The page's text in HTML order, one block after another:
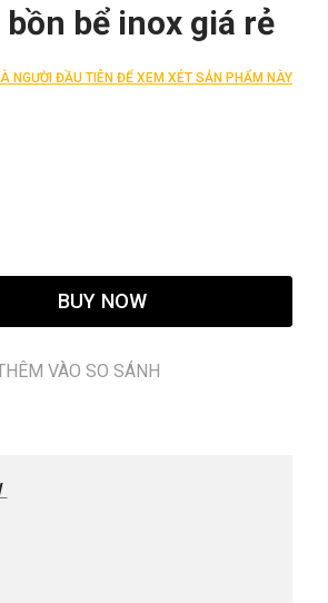
bể inox giá rẻ
NGƯỜI ĐẦU TIÊN ĐỂ XEM XÉT SẢN PHẨM NÀY
BUY NOW
VÀO SO SÁNH